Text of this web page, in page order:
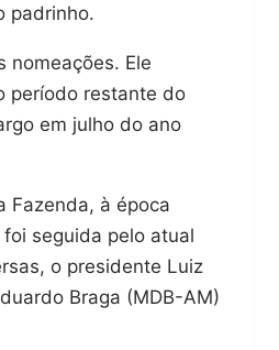
padrinho.
nomeações. Ele
período restante do
em julho do ano
Fazenda, à época
seguida pelo atual
o presidente Luiz
Braga (MDB-AM)